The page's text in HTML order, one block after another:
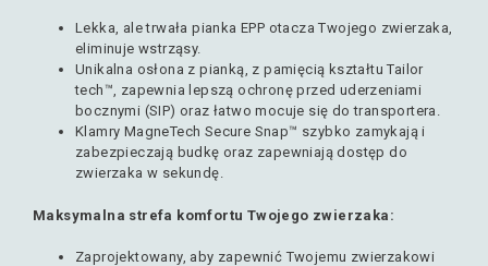
Lekka, ale trwała pianka EPP otacza Twojego zwierzaka,
eliminuje wstrząsy.
Unikalna osłona z pianką, z pamięcią kształtu Tailor
tech™, zapewnia lepszą ochronę przed uderzeniami
bocznymi (SIP) oraz łatwo mocuje się do transportera.
Klamry MagneTech Secure Snap™ szybko zamykają i
zabezpieczają budkę oraz zapewniają dostęp do
zwierzaka w sekundę.
Maksymalna strefa komfortu Twojego zwierzaka:
Zaprojektowany, aby zapewnić Twojemu zwierzakowi